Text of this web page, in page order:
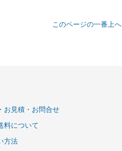
このページの一番上へ
お見積・お問合せ
料について
方法